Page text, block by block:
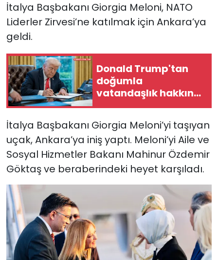
İtalya Başbakanı Giorgia Meloni, NATO
Liderler Zirvesi’ne katılmak için Ankara’ya
geldi.
Donald Trump'tan
doğumla
vatandaşlık hakkına
kısıtlama
İtalya Başbakanı Giorgia Meloni’yi taşıyan
uçak, Ankara’ya iniş yaptı. Meloni’yi Aile ve
Sosyal Hizmetler Bakanı Mahinur Özdemir
Göktaş ve beraberindeki heyet karşıladı.